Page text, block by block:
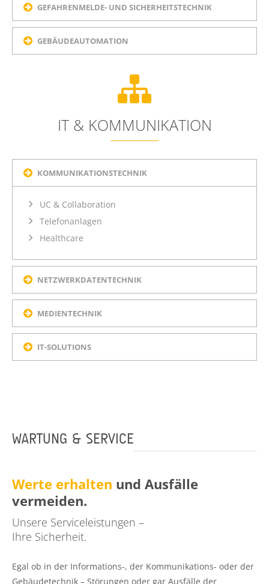
GEFAHRENMELDE- UND SICHERHEITSTECHNIK
GEBÄUDEAUTOMATION
IT & KOMMUNIKATION
KOMMUNIKATIONSTECHNIK
UC & Collaboration
Telefonanlagen
Healthcare
NETZWERKDATENTECHNIK
MEDIENTECHNIK
IT-SOLUTIONS
WARTUNG & SERVICE
Werte erhalten und Ausfälle
vermeiden.
Unsere Serviceleistungen –
Ihre Sicherheit.
Egal ob in der Informations-, der Kommunikations- oder der
Gebäudetechnik – Störungen oder gar Ausfälle der